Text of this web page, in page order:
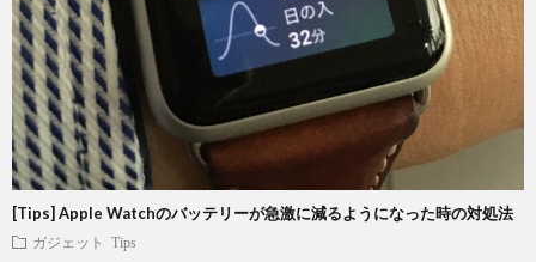
[Tips] Apple Watchのバッテリーが急激に減るようになった時の対処法
ガジェット Tips